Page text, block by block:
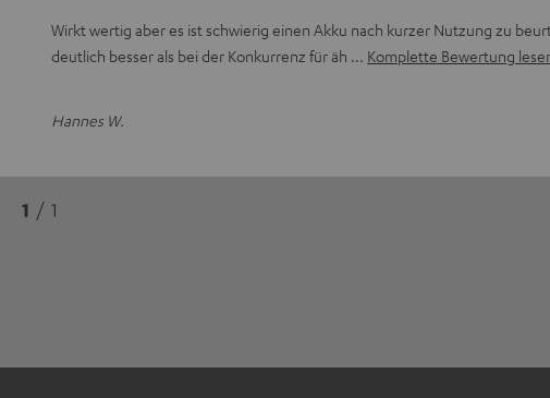
Wirkt wertig aber es ist schwierig einen Akku nach kurzer Nutzung zu
deutlich besser als bei der Konkurrenz für äh
Komplette Bewertung
Hannes W.
1 / 1